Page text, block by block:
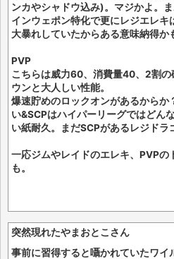
ンカやシャドウ込み)。マジかよ。
インウェポン特化で更にレジエレ
大暴れしていたからある意味納得か
PVP
こちらは威力60、消費量40、2割
ウンと大人しい性能。
爆速貯めのロックオンがあるからか
い&SCPはハイパーリーグではどん
い紙耐久。まだSCPがあるレジドラ
一応ジムやレイドのエレキ、PVPの
も。
突然現れたやまおとこさん
事前に習得すると囁かれていたワイ